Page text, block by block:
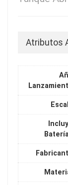
Atributos